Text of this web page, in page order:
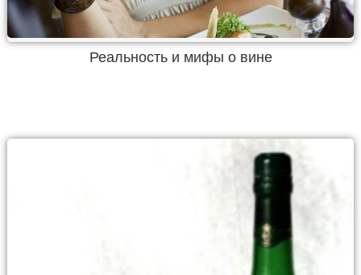
Реальность и мифы о вине